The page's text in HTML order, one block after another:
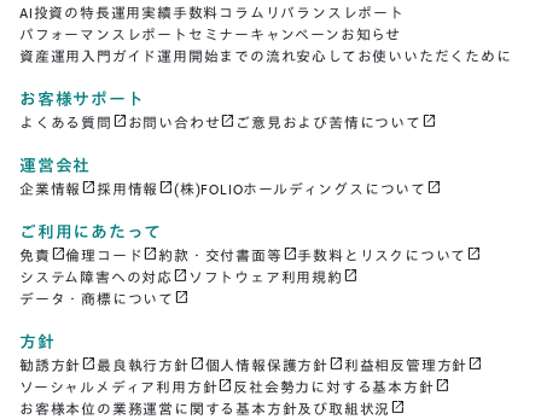
AI投資の特長運用実績手数料 コラム リバランスレポート
パフォーマンスレポート セミナー キャンペーン お知らせ
資産運用入門ガイド運用開始までの流れ安心してお使いいただくために
お客様サポート
よくある質問 open_in_new お問い合わせ open_in_new ご意見および苦情について open_in_new
運営会社
企業情報 open_in_new採用情報 open_in_new(株)FOLIOホールディングスについて open_in_new
ご利用にあたって
免責 open_in_new倫理コード open_in_new約款・交付書面等 open_in_new手数料とリスクについて open_in_new
システム障害への対応 open_in_new ソフトウェア利用規約 open_in_new
データ・商標について open_in_new
方針
勧誘方針 open_in_new 最良執行方針 open_in_new個人情報保護方針 open_in_new 利益相反管理方針 open_in_new
ソーシャルメディア利用方針 open_in_new 反社会勢力に対する基本方針 open_in_new
お客様本位の業務運営に関する基本方針及び取組状況 open_in_new